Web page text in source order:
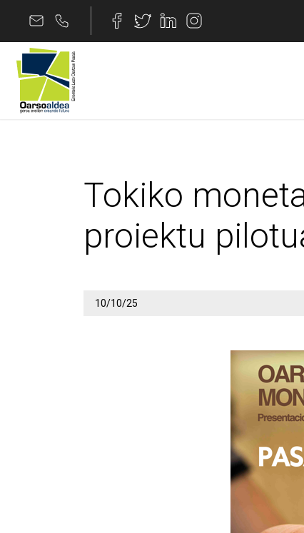
Edukira joan
Tokiko moneta
Tokiko
proiektu
10/10/25